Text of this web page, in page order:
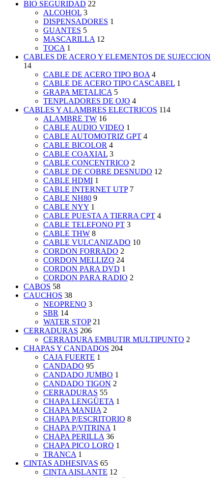
BIO SEGURIDAD 22
ALCOHOL 3
DISPENSADORES 1
GUANTES 5
MASCARILLA 12
TOCA 1
CABLES DE ACERO Y ELEMENTOS DE SUJECCION
14
CABLE DE ACERO TIPO BOA 4
CABLE DE ACERO TIPO CASCABEL 1
GRAPA METALICA 5
TENPLADORES DE OJO 4
CABLES Y ALAMBRES ELECTRICOS 114
ALAMBRE TW 16
CABLE AUDIO VIDEO 1
CABLE AUTOMOTRIZ GPT 4
CABLE BICOLOR 4
CABLE COAXIAL 3
CABLE CONCENTRICO 2
CABLE DE COBRE DESNUDO 12
CABLE HDMI 1
CABLE INTERNET UTP 7
CABLE NH80 9
CABLE NYY 1
CABLE PUESTA A TIERRA CPT 4
CABLE TELEFONO PT 3
CABLE THW 8
CABLE VULCANIZADO 10
CORDON FORRADO 2
CORDON MELLIZO 24
CORDON PARA DVD 1
CORDON PARA RADIO 2
CABOS 58
CAUCHOS 38
NEOPRENO 3
SBR 14
WATER STOP 21
CERRADURAS 206
CERRADURA EMBUTIR MULTIPUNTO 2
CHAPAS Y CANDADOS 204
CAJA FUERTE 1
CANDADO 95
CANDADO JUMBO 1
CANDADO TIGON 2
CERRADURAS 55
CHAPA LENGÜETA 1
CHAPA MANIJA 2
CHAPA P/ESCRITORIO 8
CHAPA P/VITRINA 1
CHAPA PERILLA 36
CHAPA PICO LORO 1
TRANCA 1
CINTAS ADHESIVAS 65
CINTA AISLANTE 12